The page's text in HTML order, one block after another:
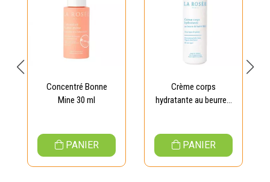
Concentré Bonne
Mine 30 ml
PANIER
Crème corps
hydratante au beurre...
PANIER